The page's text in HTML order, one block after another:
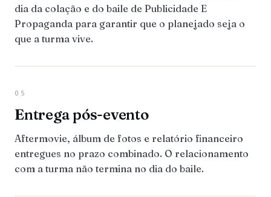
dia da colação e do baile de Publicidade E
Propaganda para garantir que o planejado seja o
que a turma vive.
05
Entrega pós-evento
Aftermovie, álbum de fotos e relatório financeiro
entregues no prazo combinado. O relacionamento
com a turma não termina no dia do baile.